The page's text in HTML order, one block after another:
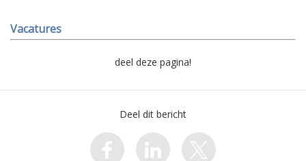
Vacatures
deel deze pagina!
Deel dit bericht